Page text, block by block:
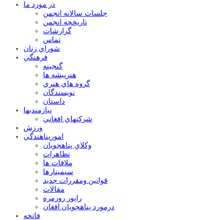
در مورد ما
جلسات سالانه انجمن
تاریخچه انجمن
گزارشات
تماس
شوراي زنان
فرهنگي
گنجينه
هنرپيشه ها
گروه هاي هنري
نويسندگان
داستان
نيازمنديها
شرکتهاي افغاني
ورزش
امورپناهندگي
وکلاي پناهجويان
تظاهرات
ملاقات ها
سيمينارها
قوانين ومقررات جديد
مقالات
راپور روزمره
درمورد پناهجويان افغان
فاتحه